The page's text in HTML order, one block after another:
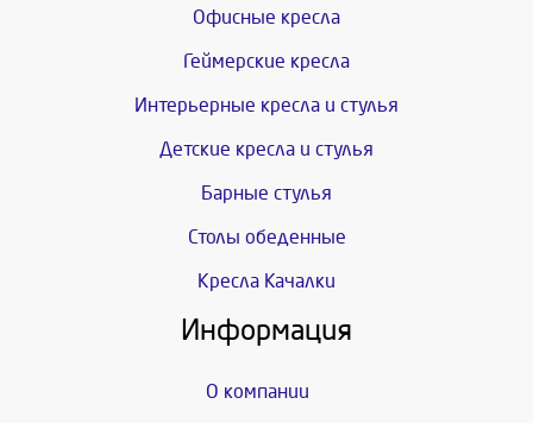
Офисные кресла
Геймерские кресла
Интерьерные кресла и стулья
Детские кресла и стулья
Барные стулья
Столы обеденные
Кресла Качалки
Информация
О компании